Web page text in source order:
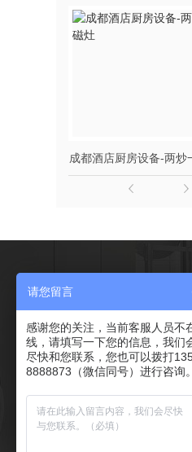
成都酒店厨房设备-两炒
产品中心：
灶具系列 蒸煮烤系列
直通车：
成都
新闻资讯：
请您留言
感谢您的关注，当前客服人员不
线，请填写一下您的信息，我们
尽快和您联系，您也可以拨打
8888873（微信同号）进行咨询。